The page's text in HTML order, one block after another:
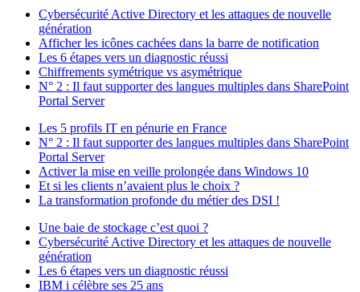
Cybersécurité Active Directory et les attaques de nouvelle
génération
Afficher les icônes cachées dans la barre de notification
Les 6 étapes vers un diagnostic réussi
Chiffrements symétrique vs asymétrique
N° 2 : Il faut supporter des langues multiples dans SharePoint
Portal Server
Les 5 profils IT en pénurie en France
N° 2 : Il faut supporter des langues multiples dans SharePoint
Portal Server
Activer la mise en veille prolongée dans Windows 10
Et si les clients n’avaient plus le choix ?
La transformation profonde du métier des DSI !
Une baie de stockage c’est quoi ?
Cybersécurité Active Directory et les attaques de nouvelle
génération
Les 6 étapes vers un diagnostic réussi
IBM i célèbre ses 25 ans